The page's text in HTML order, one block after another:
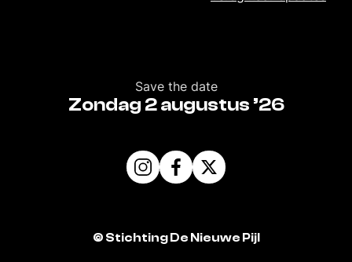
Save the date
Zondag 2 augustus ’26
© Stichting De Nieuwe Pijl